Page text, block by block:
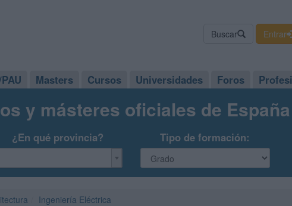
Buscar Entrar
Masters Cursos Universidades Foros
y másteres oficiales de España
¿En qué provincia? Tipo de formación:
Ingeniería Eléctrica